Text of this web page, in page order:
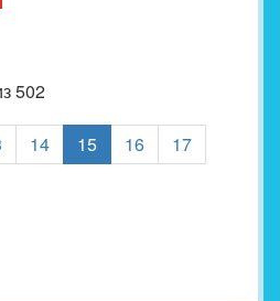
502
14 15(current)
16
17